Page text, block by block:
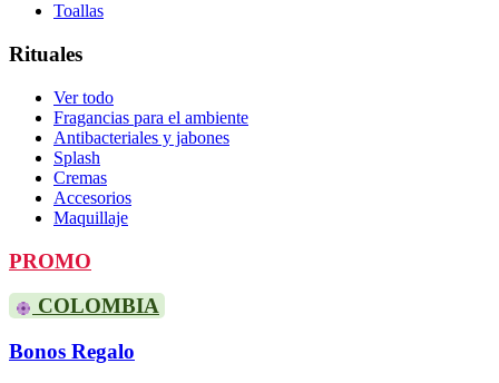
Toallas
Rituales
Ver todo
Fragancias para el ambiente
Antibacteriales y jabones
Splash
Cremas
Accesorios
Maquillaje
PROMO
COLOMBIA
Bonos Regalo